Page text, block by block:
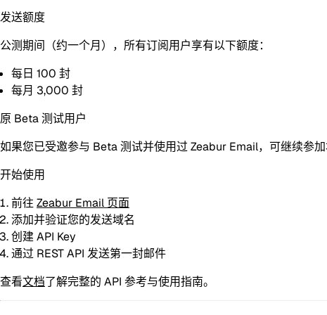
发送额度
公测期间（约一个月），所有订阅用户享有以下额度：
每日 100 封
每月 3,000 封
原 Beta 测试用户
如果您已受邀参与 Beta 测试并使用过 Zeabur Email，可继续参
开始使用
前往 Zeabur Email 页面
添加并验证您的发送域名
创建 API Key
通过 REST API 发送第一封邮件
查看文档了解完整的 API 参考与使用指南。